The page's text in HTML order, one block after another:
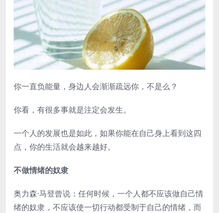
你一直负能量，身边人会渐渐疏远你，不是么？
你看，有很多事就是注定会发生。
一个人的发展也是如此，如果你能在自己身上看到这四
点，你的生活就会越来越好。
不做情绪的奴隶
奥力森·马登曾说：任何时候，一个人都不应该做自己情
绪的奴隶，不应该使一切行动都受制于自己的情绪，而